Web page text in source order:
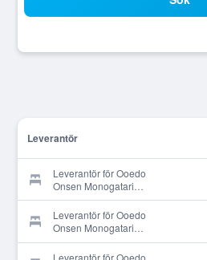
Leverantör
Leverantör för Ooedo
Onsen Monogatari
Premium Minoh Kanko
Hotel
Leverantör för Ooedo
Onsen Monogatari
Premium Minoh Kanko
Hotel
Leverantör för Ooedo